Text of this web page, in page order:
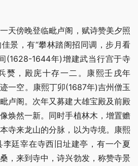
天傍晚登临毗卢阁，赋诗赞美夕照
景，有“攀林踏阁招同调，步月看
(1628-1644年)增建武当行宫于寺
燹，殿庑十存一二。康熙壬戌年
一空。康熙丁卯(1687年)吉州僧玉
卢阁。次年又募建大雄宝殿及前殿
焕然一新。同时手植林木，增置赡
寺来龙山的分脉，以为寺境。康熙
廷宰在寺西旧址建亭，有一个夏
，来到寺中，诗兴勃发，称赞寺景